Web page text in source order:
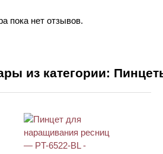
пока нет отзывов.
из категории: